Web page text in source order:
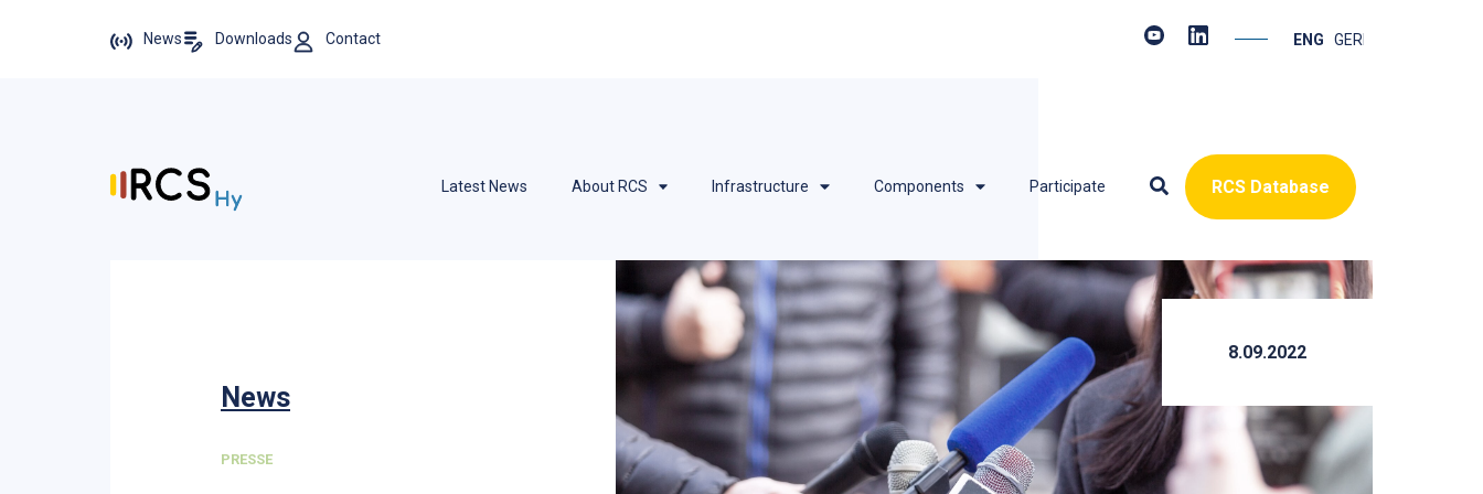
News Downloads Contact ENGLISHGERMAN
Latest News About RCS Infrastructure Components Participate RCS Database
News
PRESSE
8.09.2022